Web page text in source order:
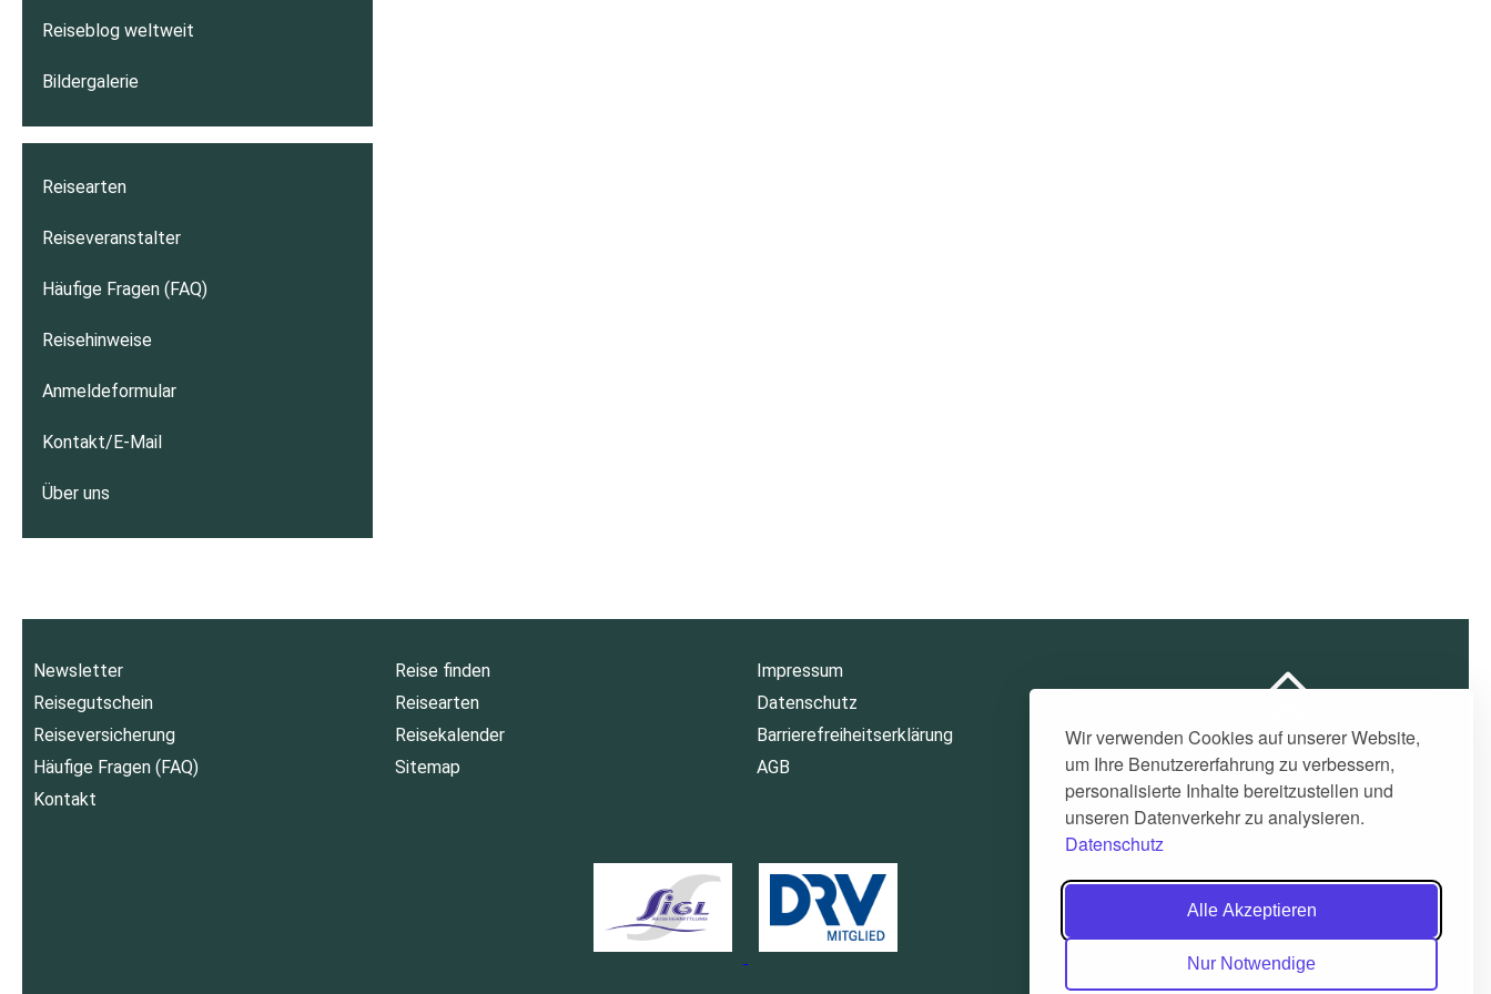
Wir verwenden Cookies auf unserer Website,
um Ihre Benutzererfahrung zu verbessern,
personalisierte Inhalte bereitzustellen und
unseren Datenverkehr zu analysieren.
Datenschutz
Alle Akzeptieren
Nur Notwendige
Reiseblog weltweit
Bildergalerie
Reisearten
Reiseveranstalter
Häufige Fragen (FAQ)
Reisehinweise
Anmeldeformular
Kontakt/E-Mail
Über uns
Newsletter
Reisegutschein
Reiseversicherung
Häufige Fragen (FAQ)
Kontakt
Reise finden
Reisearten
Reisekalender
Sitemap
Impressum
Datenschutz
Barrierefreiheitserklärung
AGB